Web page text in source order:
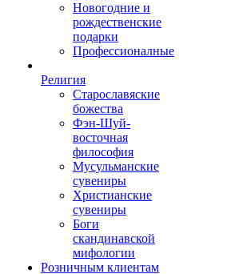
Новогодние и
рождественские
подарки
Профессионалные
Религия
Старославяские
божества
Фэн-Шуй-
восточная
философия
Мусульманские
сувениры
Христианские
сувениры
Боги
скандинавской
мифологии
Розничным клиентам